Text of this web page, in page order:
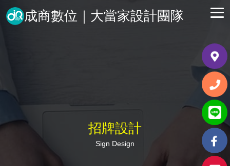
成商數位｜大當家設計團隊
招牌設計
Sign Design